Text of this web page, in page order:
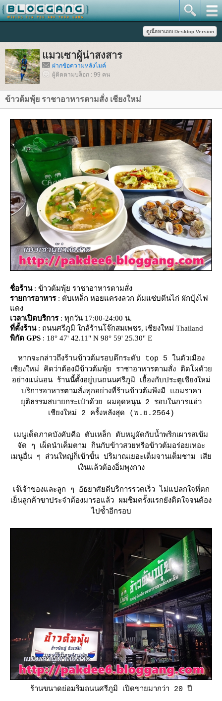
มวเซาผู้น่าสงสาร
ฝากข้อความหลังไมค์
ผู้ติดตามบล็อก : 99 คน
ข้าวต้มพุ้ย ราชาอาหารตามสั่ง เชียงใหม่
ชื่อร้าน: ข้าวต้มพุ้ย ราชาอาหารตามสั่ง
รายการอาหาร: ตับเหล็ก หอยแครงลวก ต้มแซ่บตีนไก่ ผักบุ้งไฟ
ดง
เวลาเปิดบริการ: ทุกวัน 17:00-24:00 น.
ที่ตั้งร้าน: ถนนศรีภูมิ ใกล้ร้านโจ๊กสมเพชร, เชียงใหม่ Thailand
พิกัด GPS : 18° 47' 42.11" N 98° 59' 25.30" E
หากจะกล่าวถึงร้านข้าวต้มรอบดึกระดับ top 5 ในตัวเมือง
เชียงใหม่ คิดว่าต้องมีข้าวต้มพุ้ย ราชาอาหารตามสั่ง ติดโผด้ว
อย่างแน่นอน ร้านนี้ตั้งอยู่บนถนนศรีภูมิ เยื้องกับประตูเชียงใหม่
บริการอาหารตามสั่งทุกอย่างที่ร้านข้าวต้มพึงมี แถมราคา
ุติธรรมสบายกระเป๋าด้วย ผมอุดหนุน 2 รอบในการแอ่ว
เชียงใหม่ 2 ครั้งหลังสุด (พ.ย.2564)
เมนูเด็ดภาคบังคับคือ ตับเหล็ก ตับหมูผัดกับน้ำพริกเผารสเข้ม
จัด ๆ เผ็ดนำเค็มตาม กินกับข้าวสวยหรือข้าวต้มอร่อยเหอะ
เมนูอื่น ๆ ส่วนใหญ่ก็เข้าขั้น ปริมาณเยอะเต็มจานเต็มชาม เสี
เงินแล้วต้องอิ่มพุงกาง
เจ๊เจ้าของและลูก ๆ อัธยาศัยดีบริการรวดเร็ว ไม่แปลกใจที่ตก
เย็นลูกค้าขาประจำต้องมารอแล้ว ผมชิมครั้งแรกยังติดใจจนต้อง
ไปซ้ำอีกรอบ
ร้านขนาดย่อมริมถนนศรีภูมิ เปิดขายมากว่า 20 ปี